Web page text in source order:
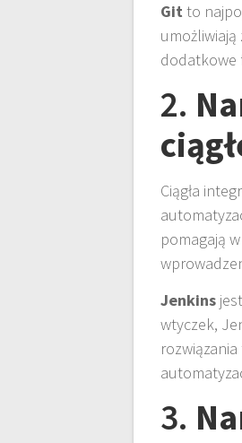
Git to
umożliwiają
dodatkowe
2.
Ciągła
pomagają
Jenkins
wtyczek,
3.